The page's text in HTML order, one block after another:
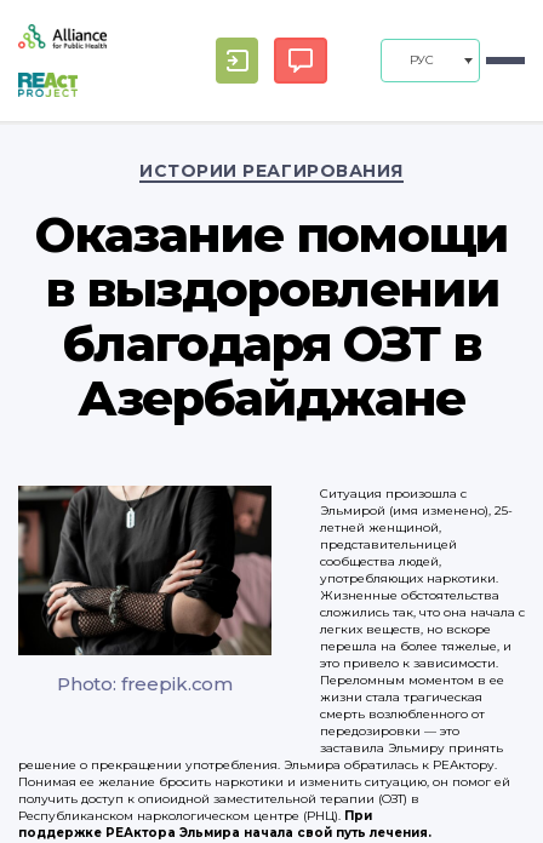
РУС
ИСТОРИИ РЕАГИРОВАНИЯ
Оказание помощи
в выздоровлении
благодаря ОЗТ в
Азербайджане
Photo: freepik.com
Ситуация произошла с
Эльмирой (имя изменено), 25-
летней женщиной,
представительницей
сообщества людей,
употребляющих наркотики.
Жизненные обстоятельства
сложились так, что она начала с
легких веществ, но вскоре
перешла на более тяжелые, и
это привело к зависимости.
Переломным моментом в ее
жизни стала трагическая
смерть возлюбленного от
передозировки — это
заставила Эльмиру принять
решение о прекращении употребления. Эльмира обратилась к РЕАктору.
Понимая ее желание бросить наркотики и изменить ситуацию, он помог ей
получить доступ к опиоидной заместительной терапии (ОЗТ) в
Республиканском наркологическом центре (РНЦ). При
поддержке РЕАктора Эльмира начала свой путь лечения.